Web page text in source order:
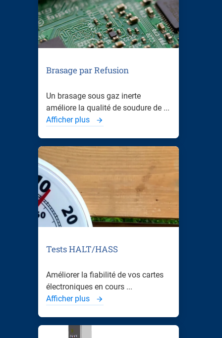
Brasage par Refusion
Un brasage sous gaz inerte
améliore la qualité de soudure de ...
Afficher plus
Tests HALT/HASS
Améliorer la fiabilité de vos cartes
électroniques en cours ...
Afficher plus